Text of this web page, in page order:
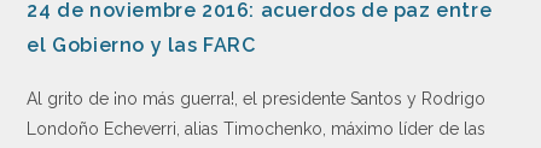
24 de noviembre 2016: acuerdos de paz entre
el Gobierno y las FARC
Al grito de ¡no más guerra!, el presidente Santos y Rodrigo
Londoño Echeverri, alias Timochenko, máximo líder de las